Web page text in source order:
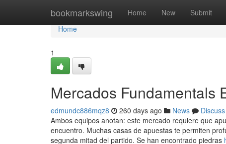
bookmarkswing Home New Submit
Home
Home
1
Mercados Fundamentals
edmundc886mqz8 260 days ago News
Discuss
Ambos equipos anotan: este mercado requiere que
encuentro. Muchas casas de apuestas te permiten
segunda mitad del partido. Se han encontrado piedras